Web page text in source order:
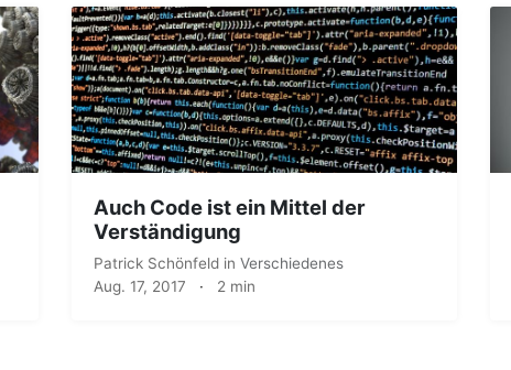
Auch Code ist ein Mittel der
Verständigung
Patrick Schönfeld in Verschiedenes
Aug. 17, 2017 · 2 min